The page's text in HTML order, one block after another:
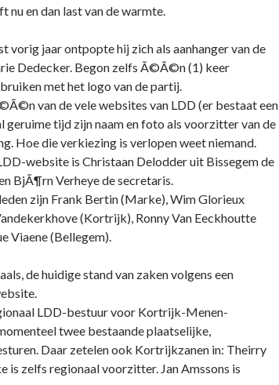
nu en dan last van de warmte.
vorig jaar ontpopte hij zich als aanhanger van de
Dedecker. Begon zelfs Ã©Ã©n (1) keer
met het logo van de partij.
van de vele websites van LDD (er bestaat een
tijd zijn naam en foto als voorzitter van de
Hoe die verkiezing is verlopen weet niemand.
website is Christaan Delodder uit Bissegem de
BjÃ¶rn Verheye de secretaris.
zijn Frank Bertin (Marke), Wim Glorieux
(Kortrijk), Ronny Van Eeckhoutte
Viaene (Bellegem).
de huidige stand van zaken volgens een
LDD-bestuur voor Kortrijk-Menen-
twee bestaande plaatselijke,
Daar zetelen ook Kortrijkzanen in: Theirry
is zelfs regionaal voorzitter. Jan Amssons is